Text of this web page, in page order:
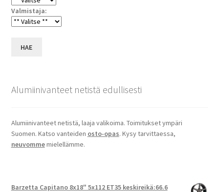
Valmistaja:
HAE
Alumiinivanteet netistä edullisesti
Alumiinivanteet netistä, laaja valikoima. Toimitukset ympäri
Suomen. Katso vanteiden osto-opas. Kysy tarvittaessa,
neuvommemielellämme.
Barzetta Capitano 8x18" 5x112 ET35 keskireikä:66.6